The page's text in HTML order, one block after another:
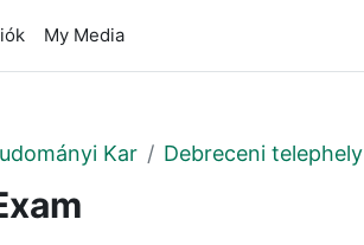
My Media
Kar Debreceni telephely